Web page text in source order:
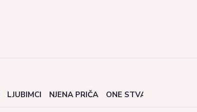
LJUBIMCI NJENA PRIČA ONE STVARI